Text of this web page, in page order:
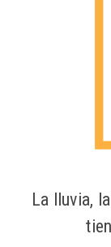
La lluvia,